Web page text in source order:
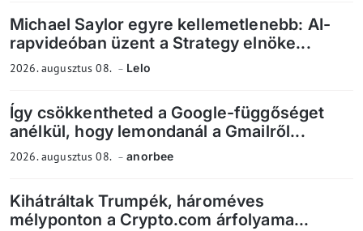
Michael Saylor egyre kellemetlenebb: AI-
rapvideóban üzent a Strategy elnöke...
2026. augusztus 08. Lelo
Így csökkentheted a Google-függőséget
anélkül, hogy lemondanál a Gmailről...
2026. augusztus 08. anorbee
Kihátráltak Trumpék, hároméves
mélyponton a Crypto.com árfolyama...